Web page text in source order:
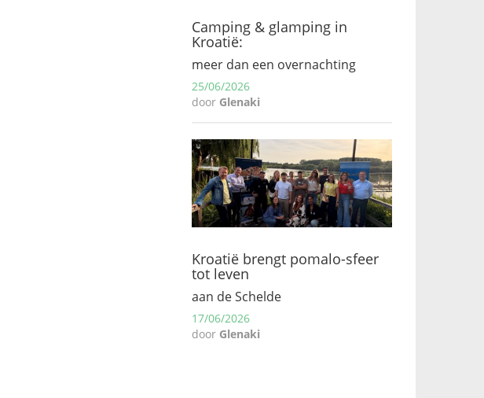
Camping & glamping in
Kroatië:
meer dan een overnachting
25/06/2026
door Glenaki
Kroatië brengt pomalo-sfeer
tot leven
aan de Schelde
17/06/2026
door Glenaki